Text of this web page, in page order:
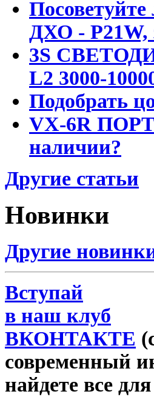
ДХО - P21W,
3S
L2 3000-
Подобрать
VX-6R
наличии?
Другие статьи
Новинки
Другие
Вступай
в наш клуб
ВКОНТАКТЕ
современный
найдете все